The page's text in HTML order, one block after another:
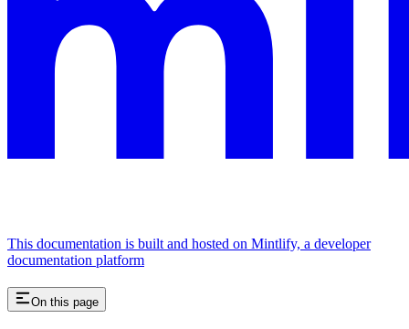
This documentation is built and hosted on Mintlify, a developer
documentation platform
On this page